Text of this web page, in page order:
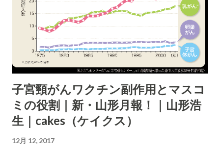
子宮頸がんワクチン副作用とマスコ
ミの役割｜新・山形月報！｜山形浩
生｜cakes（ケイクス）
12月 12, 2017